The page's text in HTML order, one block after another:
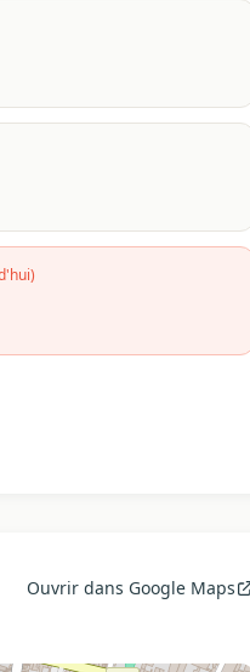
Ouvrir dans Google Maps